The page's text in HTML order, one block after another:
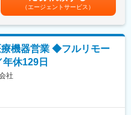
との営業動向や勉強会、年次や
ているため、継続的に知識習得
るビジネスホテルに宿泊していた
長期的に多くのキャリアパスが
の社内制度も大変充実しており
整形領域で使用されるインプラ
回採用するのはトラウマ／スポ
ております。
製品を取り扱い、歴史的にマー
今後も新製品の導入を継続的に
ールスカバレッジにより、更な
金はあくまでも目安の金額であ
があります。月給(月額)は固定手
（エージェントサービス）
療機器営業 ◆フルリモー
休129日
社